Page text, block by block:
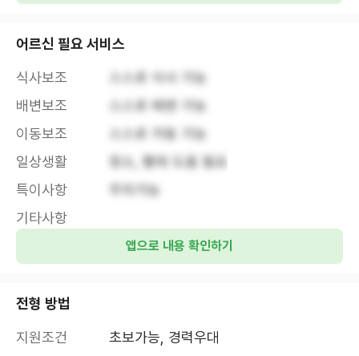
어르신 필요 서비스
식사보조
스스로 식사 가능
배변보조
스스로 배변 가능
이동보조
스스로 거동 가능
일상생활
청소, 빨래 도움 필요
특이사항
주차가능
기타사항
앱으로 내용 확인하기
전형 방법
지원조건
초보가능, 경력우대